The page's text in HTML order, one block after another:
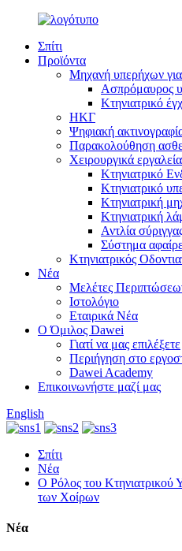
Σπίτι
Προϊόντα
Μηχανή υπερήχων
Ασπρόμαυρος
Κτηνιατρικό
ΗΚΓ
Ψηφιακή
Παρακολούθηση
Χειρουργικά
Κτηνιατρικό
Κτηνιατρικό
Κτηνιατρική
Κτηνιατρική
Αντλία
Σύστημα
Κτηνιατρικός
Νέα
Μελέτες
Ιστολόγιο
Εταιρικά Νέα
Ο Όμιλος Dawei
Γιατί να μας επιλέξετε
Περιήγηση στο
Dawei Academy
Επικοινωνήστε μαζί μας
English
Σπίτι
Νέα
Ο Ρόλος του
των Χοίρων
Νέα